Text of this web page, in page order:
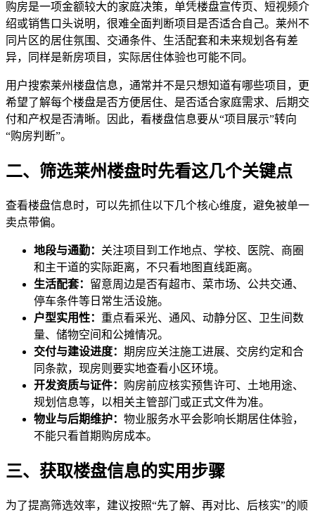
购房是一项金额较大的家庭决策，单凭楼盘宣传页、短视频介
绍或销售口头说明，很难全面判断项目是否适合自己。莱州不
同片区的居住氛围、交通条件、生活配套和未来规划各有差
异，同样是新房项目，实际居住体验也可能不同。
用户搜索莱州楼盘信息，通常并不是只想知道有哪些项目，更
希望了解每个楼盘是否方便居住、是否适合家庭需求、后期交
付和产权是否清晰。因此，看楼盘信息要从“项目展示”转向
“购房判断”。
二、筛选莱州楼盘时先看这几个关键点
查看楼盘信息时，可以先抓住以下几个核心维度，避免被单一
卖点带偏。
地段与通勤： 关注项目到工作地点、学校、医院、商圈
和主干道的实际距离，不只看地图直线距离。
生活配套： 留意周边是否有超市、菜市场、公共交通、
停车条件等日常生活设施。
户型实用性： 重点看采光、通风、动静分区、卫生间数
量、储物空间和公摊情况。
交付与建设进度： 期房应关注施工进展、交房约定和合
同条款，现房则要实地查看小区环境。
开发资质与证件： 购房前应核实预售许可、土地用途、
规划信息等，以相关主管部门或正式文件为准。
物业与后期维护： 物业服务水平会影响长期居住体验，
不能只看首期购房成本。
三、获取楼盘信息的实用步骤
为了提高筛选效率，建议按照“先了解、再对比、后核实”的顺